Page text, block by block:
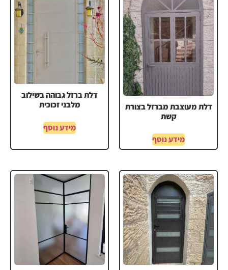
דלת מעוצבת מברזל בצורת
קשת
מידע נוסף
דלת ברזל גבוהה בשילוב
מלבני זכוכית
מידע נוסף